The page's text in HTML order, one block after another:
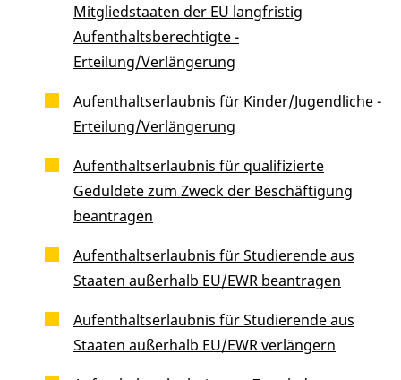
Mitgliedstaaten der EU langfristig
Aufenthaltsberechtigte -
Erteilung/Verlängerung
Aufenthaltserlaubnis für Kinder/Jugendliche -
Erteilung/Verlängerung
Aufenthaltserlaubnis für qualifizierte
Geduldete zum Zweck der Beschäftigung
beantragen
Aufenthaltserlaubnis für Studierende aus
Staaten außerhalb EU/EWR beantragen
Aufenthaltserlaubnis für Studierende aus
Staaten außerhalb EU/EWR verlängern